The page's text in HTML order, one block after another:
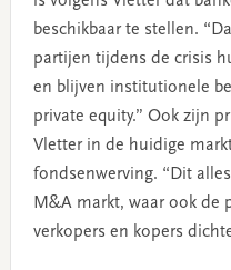
beschikbaar te stellen.
partijen tijdens de crisis
en blijven institutionele
private equity.” Ook zijn
Vletter in de huidige
fondsenwerving. “Dit
M&A markt, waar ook de
verkopers en kopers